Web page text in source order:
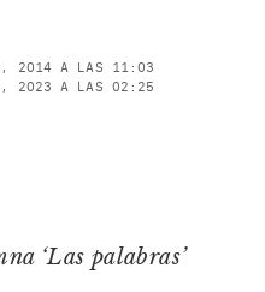
2014 A LAS 11:03
2023 A LAS 02:25
‘Las palabras’